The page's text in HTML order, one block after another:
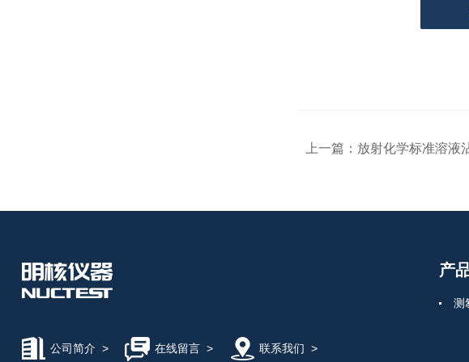
上一篇： 放射化学标准溶液
公司简介 > 在线留言> 联系我们 >
产
测